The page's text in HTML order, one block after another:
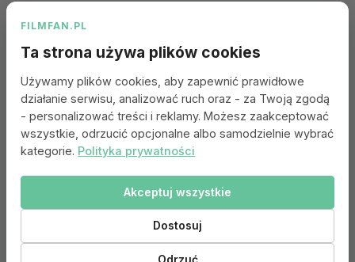
Sci-Fi 2026
Animacje 2026
Romantyczne 2026
Portal:
© 2010–2026 FILMFAN.PL – Film. Nasza wspólna pasja.
FILMFAN.PL
Ta strona używa plików cookies
Używamy plików cookies, aby zapewnić prawidłowe
działanie serwisu, analizować ruch oraz - za Twoją zgodą
- personalizować treści i reklamy. Możesz zaakceptować
wszystkie, odrzucić opcjonalne albo samodzielnie wybrać
kategorie. Polityka prywatności
Odrzuć
Dostosuj
Akceptuj wszystkie